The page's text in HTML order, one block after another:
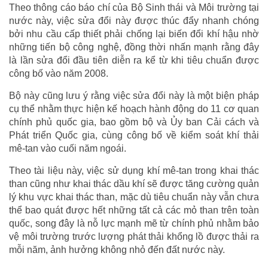
Theo thông cáo báo chí của Bộ Sinh thái và Môi trường tại
nước này, việc sửa đổi này được thúc đẩy nhanh chóng
bởi nhu cầu cấp thiết phải chống lại biến đổi khí hậu nhờ
những tiến bộ công nghệ, đồng thời nhấn mạnh rằng đây
là lần sửa đổi đầu tiên diễn ra kể từ khi tiêu chuẩn được
công bố vào năm 2008.
Bộ này cũng lưu ý rằng việc sửa đổi này là một biện pháp
cụ thể nhằm thực hiện kế hoạch hành động do 11 cơ quan
chính phủ quốc gia, bao gồm bộ và Ủy ban Cải cách và
Phát triển Quốc gia, cùng công bố về kiểm soát khí thải
mê-tan vào cuối năm ngoái.
Theo tài liệu này, việc sử dụng khí mê-tan trong khai thác
than cũng như khai thác dầu khí sẽ được tăng cường quản
lý khu vực khai thác than, mặc dù tiêu chuẩn này vẫn chưa
thể bao quát được hết những tất cả các mỏ than trên toàn
quốc, song đây là nỗ lực mạnh mẽ từ chính phủ nhằm bảo
vệ môi trường trước lượng phát thải khổng lồ được thải ra
mỗi năm, ảnh hưởng không nhỏ đến đất nước này.